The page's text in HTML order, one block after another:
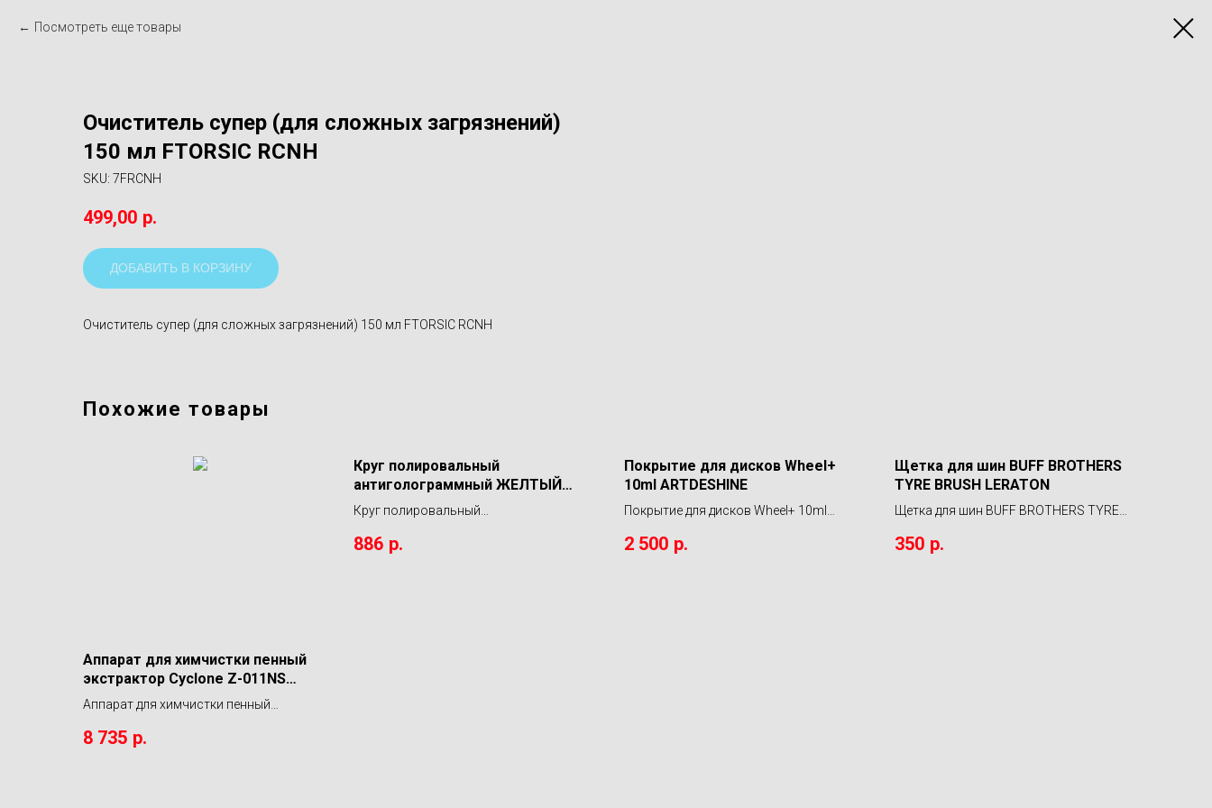
Посмотреть еще товары
Очиститель супер (для сложных загрязнений)
150 мл FTORSIC RCNH
SKU: 7FRCNH
499,00 р.
ДОБАВИТЬ В КОРЗИНУ
Очиститель супер (для сложных загрязнений) 150 мл FTORSIC RCNH
Похожие товары
Аппарат для химчистки пенный
экстрактор Cyclone Z-011NS
999365
Аппарат для химчистки пенный
8 735 р.
Круг полировальный
антиголограммный ЖЕЛТЫЙ
130/140 мм Foam Pad Yellow
SGCB
Круг полировальный
мм Foam Pad Yellow SGCB
886 р.
Покрытие для дисков Wheel+
10ml ARTDESHINE
Покрытие для дисков Wheel+ 10ml
2 500 р.
Щетка для шин BUFF BROTHERS
TYRE BRUSH LERATON
Щетка для шин BUFF BROTHERS TYRE
350 р.